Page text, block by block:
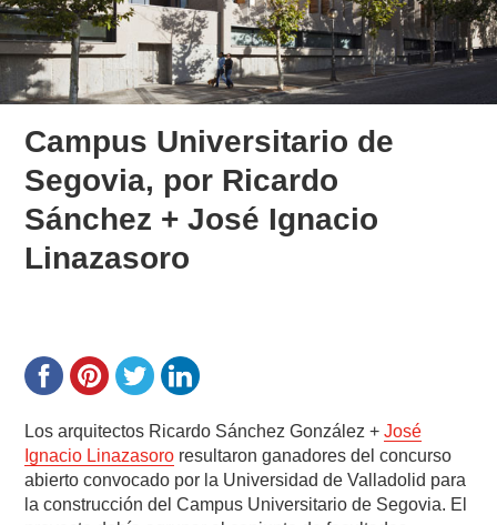
Campus Universitario de
Segovia, por Ricardo
Sánchez + José Ignacio
Linazasoro
Los arquitectos Ricardo Sánchez González +José
Ignacio Linazasoro resultaron ganadores del concurso
abierto convocado por la Universidad de Valladolid para
la construcción del Campus Universitario de Segovia. El